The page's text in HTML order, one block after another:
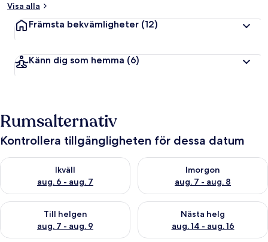
Visa alla
Främsta bekvämligheter (12)
Känn dig som hemma (6)
Rumsalternativ
Kontrollera tillgängligheten för dessa datum
Ikväll
aug. 6 - aug. 7
Kontrollera tillgängligheten för ikväll aug. 6 - aug. 7
Imorgon
aug. 7 - aug. 8
Kontrollera tillgängligheten
Till helgen
aug. 7 - aug. 9
Kontrollera tillgängligheten för den här helgen aug. 7 - aug. 9
Nästa helg
aug. 14 - aug. 16
Kontrollera tillgängligheten